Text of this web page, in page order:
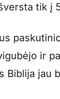
tik į
ir
Biblija jau